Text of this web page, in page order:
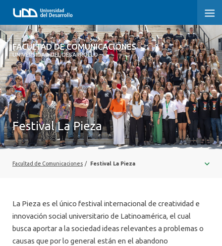
FACULTAD DE COMUNICACIONES
UNIVERSIDAD DEL DESARROLLO
FACULTAD DE COMUNICACIONES
INICIO
SOBRE LA FACULTAD
CARRERAS
POSTGRADOS Y EDUCACIÓN CONTINUA
CENTRO DE ESCRITURA
ALUMNI
Festival La Pieza
Facultad de Comunicaciones / Festival La Pieza
La Pieza es el único festival internacional de creatividad e
innovación social universitario de Latinoamérica, el cual
busca aportar a la sociedad ideas relevantes a problemas o
causas que por lo general están en el abandono